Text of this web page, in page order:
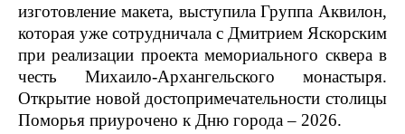
изготовление макета, выступила Группа Аквилон,
которая уже сотрудничала с Дмитрием Яскорским
при реализации проекта мемориального сквера в
честь Михаило-Архангельского монастыря.
Открытие новой достопримечательности столицы
Поморья приурочено к Дню города – 2026.